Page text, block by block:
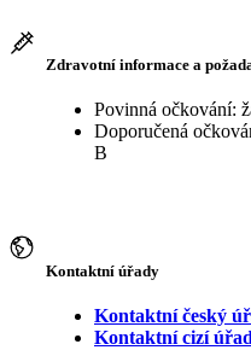
Zdravotní informace a
Povinná očkování:
Doporučená
B
Kontaktní úřady
Kontaktní český
Kontaktní cizí